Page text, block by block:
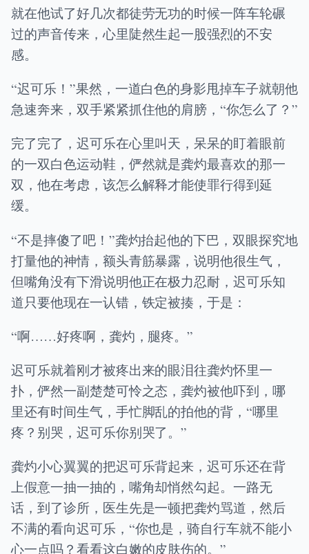
就在他试了好几次都徒劳无功的时候一阵车轮碾
过的声音传来，心里陡然生起一股强烈的不安
感。
“迟可乐！”果然，一道白色的身影甩掉车子就朝他
急速奔来，双手紧紧抓住他的肩膀，“你怎么了？”
完了完了，迟可乐在心里叫天，呆呆的盯着眼前
的一双白色运动鞋，俨然就是龚灼最喜欢的那一
双，他在考虑，该怎么解释才能使罪行得到延
缓。
“不是摔傻了吧！”龚灼抬起他的下巴，双眼探究地
打量他的神情，额头青筋暴露，说明他很生气，
但嘴角没有下滑说明他正在极力忍耐，迟可乐知
道只要他现在一认错，铁定被揍，于是：
“啊……好疼啊，龚灼，腿疼。”
迟可乐就着刚才被疼出来的眼泪往龚灼怀里一
扑，俨然一副楚楚可怜之态，龚灼被他吓到，哪
里还有时间生气，手忙脚乱的拍他的背，“哪里
疼？别哭，迟可乐你别哭了。”
龚灼小心翼翼的把迟可乐背起来，迟可乐还在背
上假意一抽一抽的，嘴角却悄然勾起。一路无
话，到了诊所，医生先是一顿把龚灼骂道，然后
不满的看向迟可乐，“你也是，骑自行车就不能小
心一点吗？看看这白嫩的皮肤伤的。”